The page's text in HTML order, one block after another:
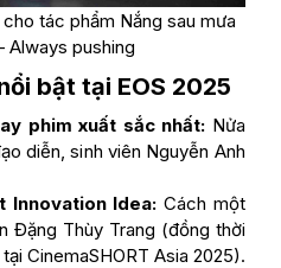
tác phẩm Nắng sau mưa
Always pushing
bật tại EOS 2025
phim xuất sắc nhất: Nửa
diễn, sinh viên Nguyễn Anh
Innovation Idea: Cách một
Đặng Thùy Trang (đồng thời
CinemaSHORT Asia 2025).